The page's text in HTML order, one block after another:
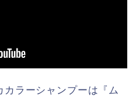
ラーシャンプーは『ム